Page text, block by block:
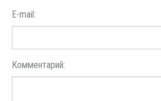
E-mail:
Комментарий: